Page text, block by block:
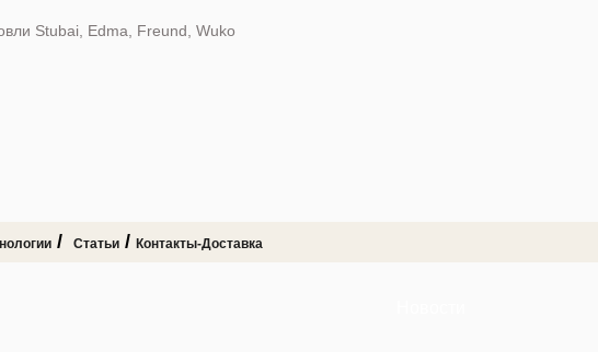
Stubai, Edma, Freund, Wuko
/ Статьи / Контакты-Доставка